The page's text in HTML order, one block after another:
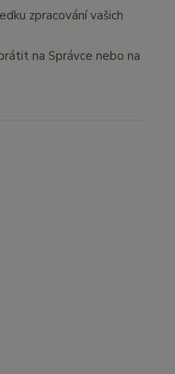
zpracování vašich
na Správce nebo na